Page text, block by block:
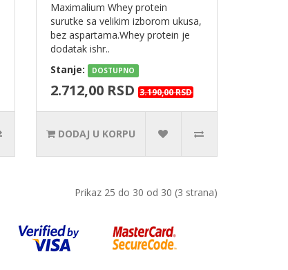
Maximalium Whey protein
surutke sa velikim izborom ukusa,
bez aspartama.Whey protein je
dodatak ishr..
Stanje:
DOSTUPNO
2.712,00 RSD 3.190,00 RSD
DODAJ U KORPU
Prikaz 25 do 30 od 30 (3 strana)